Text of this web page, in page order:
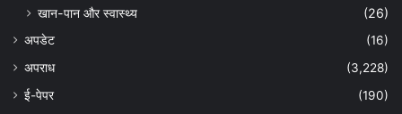
खान-पान और स्वास्थ्य (26)
अपडेट
(16)
अपराध
(3,228)
ई-पेपर
(190)